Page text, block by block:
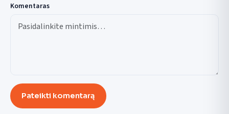
Komentaras
Pateikti komentarą